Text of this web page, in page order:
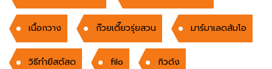
เนื้อกวาง ก๊วยเตี๊ยวรุ่ยสวน มาร์มาเลดส้มโอ
วิธีทำยีสต์สด filo กิวด้ง